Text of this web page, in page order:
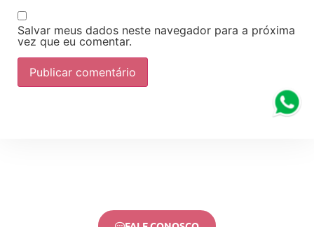
Salvar meus dados neste navegador para a próxima
vez que eu comentar.